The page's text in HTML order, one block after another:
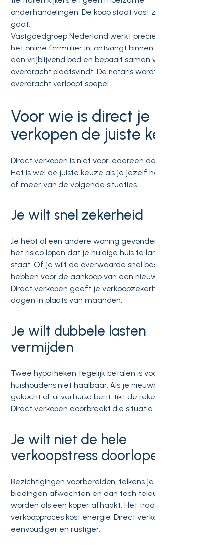
onderhandelingen. De koop staat vast zodra jij akkoord
gaat.
Vastgoedgroep Nederland werkt precies zo. Je vult
het online formulier in, ontvangt binnen één werkdag
een vrijblijvend bod en bepaalt samen wanneer de
overdracht plaatsvindt. De notaris wordt geregeld, de
overdracht verloopt soepel.
Voor wie is direct je huis
verkopen de juiste keuze?
Direct verkopen is niet voor iedereen de beste optie.
Het is wel de juiste keuze als je jezelf herkent in een
of meer van de volgende situaties.
Je wilt snel zekerheid
Je hebt al een andere woning gevonden en wilt niet
het risico lopen dat je huidige huis te lang te koop
staat. Of je wilt de overwaarde snel beschikbaar
hebben voor de aankoop van een nieuwe woning.
Direct verkopen geeft je verkoopzekerheid binnen
dagen in plaats van maanden.
Je wilt dubbele lasten
vermijden
Twee hypotheken tegelijk betalen is voor de meeste
huishoudens niet haalbaar. Als je nieuwbouw hebt
gekocht of al verhuisd bent, tikt de rekening snel op.
Direct verkopen doorbreekt die situatie.
Je wilt niet de hele
verkoopstress doorlopen
Bezichtigingen voorbereiden, telkens je huis opruimen,
biedingen afwachten en dan toch teleurgesteld
worden als een koper afhaakt. Het traditionele
verkoopproces kost energie. Direct verkopen is
eenvoudiger en rustiger.